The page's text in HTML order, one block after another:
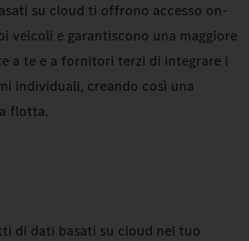
su cloud ti offrono accesso on-
veicoli e garantiscono una maggiore
a te e a fornitori terzi di integrare i
individuali, creando così una
flotta.
di dati basati su cloud nel tuo